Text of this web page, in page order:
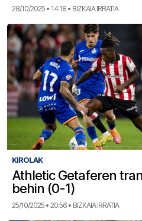
28/10/2025 • 14:18 • BIZKAIA IRRATIA
KIROLAK
Athletic Getaferen
behin (0-1)
25/10/2025 • 20:56 • BIZKAIA IRRATIA